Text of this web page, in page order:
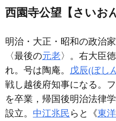
西園寺公望【さいお
明治・大正・昭和の政治
〈最後の元老〉。右大臣
れ。号は陶庵。 戊辰(ぼし
戦し越後府知事になる。
を卒業，帰国後明治法律
設立。 中江兆民 らと《東